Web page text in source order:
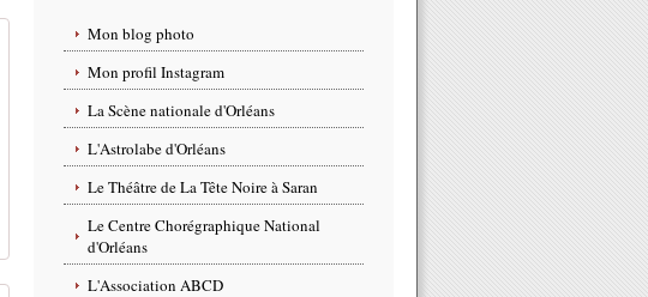
Mon blog photo
Mon profil Instagram
La Scène nationale d'Orléans
L'Astrolabe d'Orléans
Le Théâtre de La Tête Noire à Saran
Le Centre Chorégraphique National
d'Orléans
L'Association ABCD